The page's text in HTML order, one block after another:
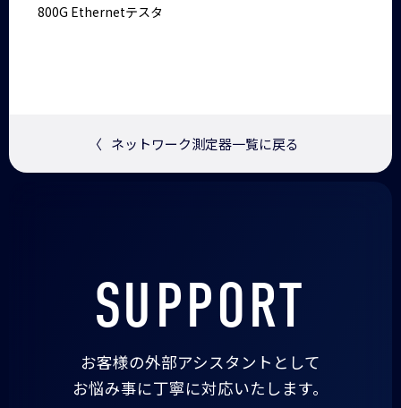
800G Ethernetテスタ
〈 ネットワーク測定器一覧に戻る
SUPPORT
お客様の外部アシスタントとして
お悩み事に丁寧に対応いたします。